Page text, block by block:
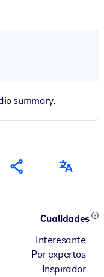
summary.
Cualidades
Interesante
Por expertos
Inspirador